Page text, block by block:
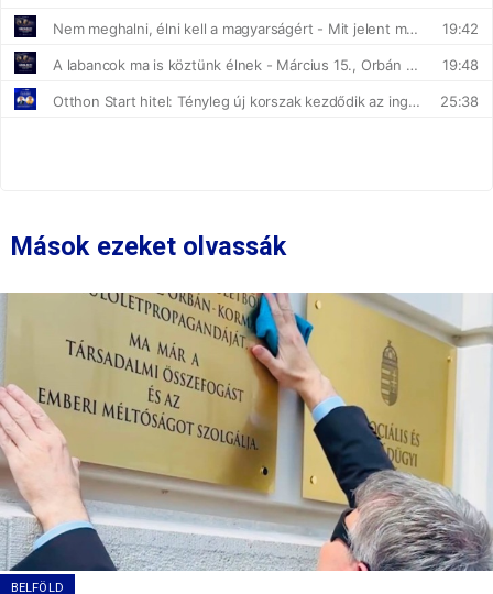
Mások ezeket olvassák
BELFÖLD